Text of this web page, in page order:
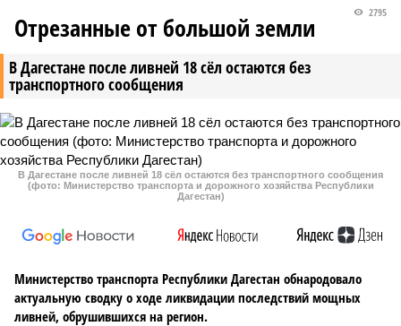
В Дагестане после ливней 18 сёл остаются без
транспортного сообщения
2795
Отрезанные от большой земли
В Дагестане после ливней 18 сёл остаются без транспортного сообщения
(фото: Министерство транспорта и дорожного хозяйства Республики
Дагестан)
Министерство транспорта Республики Дагестан обнародовало
актуальную сводку о ходе ликвидации последствий мощных
ливней, обрушившихся на регион.